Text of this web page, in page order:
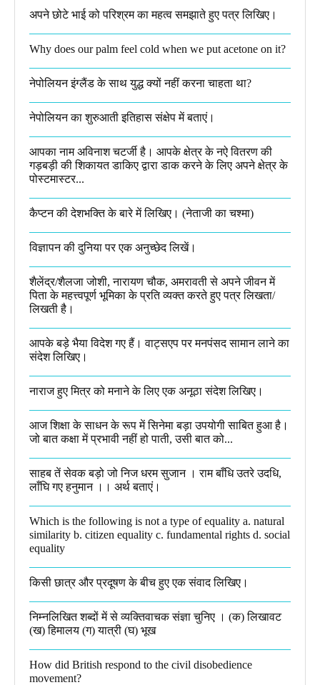
अपने छोटे भाई को परिश्रम का महत्व समझाते हुए पत्र लिखिए।
Why does our palm feel cold when we put acetone on it?
नेपोलियन इंग्लैंड के साथ युद्ध क्यों नहीं करना चाहता था​?
नेपोलियन का शुरुआती इतिहास संक्षेप में बताएं।
आपका नाम अविनाश चटर्जी है। आपके क्षेत्र के नऐ वितरण की
गड़बड़ी की शिकायत डाकिए द्वारा डाक करने के लिए अपने क्षेत्र के
पोस्टमास्टर...
कैप्टन की देशभक्ति के बारे में लिखिए।​ (नेताजी का चश्मा)
विज्ञापन की दुनिया पर एक अनुच्छेद लिखें।
शैलेंद्र/शैलजा जोशी, नारायण चौक, अमरावती से अपने जीवन में
पिता के महत्त्वपूर्ण भूमिका के प्रति व्यक्त करते हुए पत्र लिखता/
लिखती है।​
आपके बड़े भैया विदेश गए हैं। वाट्सएप पर मनपंसद सामान लाने का
संदेश लिखिए।
नाराज हुए मित्र को मनाने के लिए एक अनूठा संदेश लिखिए।
आज शिक्षा के साधन के रूप में सिनेमा बड़ा उपयोगी साबित हुआ है।
जो बात कक्षा में प्रभावी नहीं हो पाती, उसी बात को...
साहब तें सेवक बड़ो जो निज धरम सुजान । राम बाँधि उतरे उदधि,
लाँघि गए हनुमान ।।​ अर्थ बताएं।
Which is the following is not a type of equality a. natural
similarity b. citizen equality c. fundamental rights d. social
equality​
किसी छात्र और प्रदूषण के बीच हुए एक संवाद लिखिए।​
निम्नलिखित शब्दों में से व्यक्तिवाचक संज्ञा चुनिए । (क) लिखावट
(ख) हिमालय (ग) यात्री (घ) भूख​
How did British respond to the civil disobedience
movement?